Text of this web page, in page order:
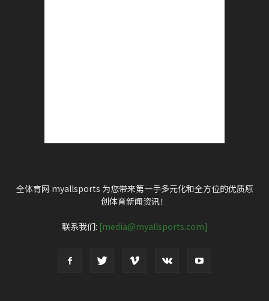
全体育网 myallsports 为您带来第一手多元化和全方位的优质原
创体育新闻资讯！
联系我们: [media@myallsports.com]